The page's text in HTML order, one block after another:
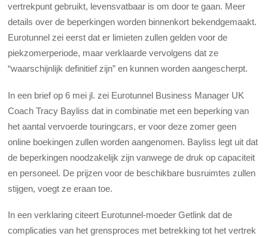
vertrekpunt gebruikt, levensvatbaar is om door te gaan. Meer
details over de beperkingen worden binnenkort bekendgemaakt.
Eurotunnel zei eerst dat er limieten zullen gelden voor de
piekzomerperiode, maar verklaarde vervolgens dat ze
“waarschijnlijk definitief zijn” en kunnen worden aangescherpt.
In een brief op 6 mei jl. zei Eurotunnel Business Manager UK
Coach Tracy Bayliss dat in combinatie met een beperking van
het aantal vervoerde touringcars, er voor deze zomer geen
online boekingen zullen worden aangenomen. Bayliss legt uit dat
de beperkingen noodzakelijk zijn vanwege de druk op capaciteit
en personeel. De prijzen voor de beschikbare busruimtes zullen
stijgen, voegt ze eraan toe.
In een verklaring citeert Eurotunnel-moeder Getlink dat de
complicaties van het grensproces met betrekking tot het vertrek